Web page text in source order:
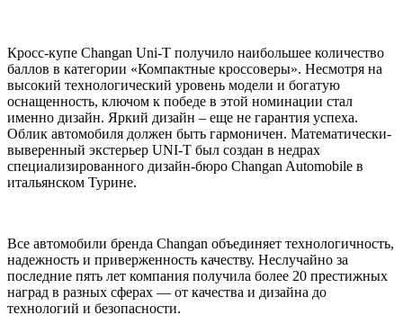
Кросс-купе Changan Uni-T получило наибольшее количество
баллов в категории «Компактные кроссоверы». Несмотря на
высокий технологический уровень модели и богатую
оснащенность, ключом к победе в этой номинации стал
именно дизайн. Яркий дизайн – еще не гарантия успеха.
Облик автомобиля должен быть гармоничен. Математически-
выверенный экстерьер UNI-T был создан в недрах
специализированного дизайн-бюро Changan Automobile в
итальянском Турине.
Все автомобили бренда Changan объединяет технологичность,
надежность и приверженность качеству. Неслучайно за
последние пять лет компания получила более 20 престижных
наград в разных сферах — от качества и дизайна до
технологий и безопасности.